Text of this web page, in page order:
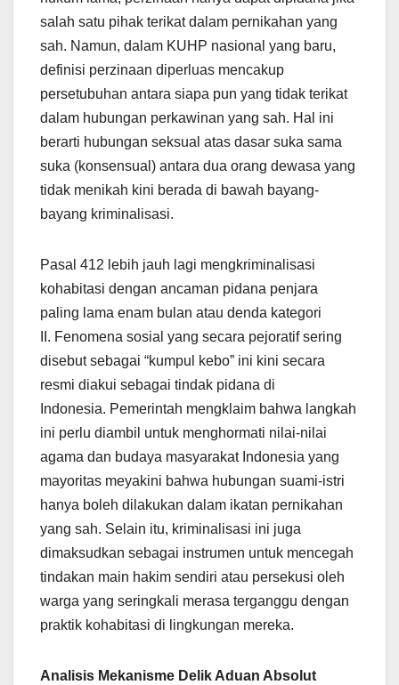
salah satu pihak terikat dalam pernikahan yang
sah. Namun, dalam KUHP nasional yang baru,
definisi perzinaan diperluas mencakup
persetubuhan antara siapa pun yang tidak terikat
dalam hubungan perkawinan yang sah. Hal ini
berarti hubungan seksual atas dasar suka sama
suka (konsensual) antara dua orang dewasa yang
tidak menikah kini berada di bawah bayang-
bayang kriminalisasi.
Pasal 412 lebih jauh lagi mengkriminalisasi
kohabitasi dengan ancaman pidana penjara
paling lama enam bulan atau denda kategori
II. Fenomena sosial yang secara pejoratif sering
disebut sebagai “kumpul kebo” ini kini secara
resmi diakui sebagai tindak pidana di
Indonesia. Pemerintah mengklaim bahwa langkah
ini perlu diambil untuk menghormati nilai-nilai
agama dan budaya masyarakat Indonesia yang
mayoritas meyakini bahwa hubungan suami-istri
hanya boleh dilakukan dalam ikatan pernikahan
yang sah. Selain itu, kriminalisasi ini juga
dimaksudkan sebagai instrumen untuk mencegah
tindakan main hakim sendiri atau persekusi oleh
warga yang seringkali merasa terganggu dengan
praktik kohabitasi di lingkungan mereka.
Analisis Mekanisme Delik Aduan Absolut